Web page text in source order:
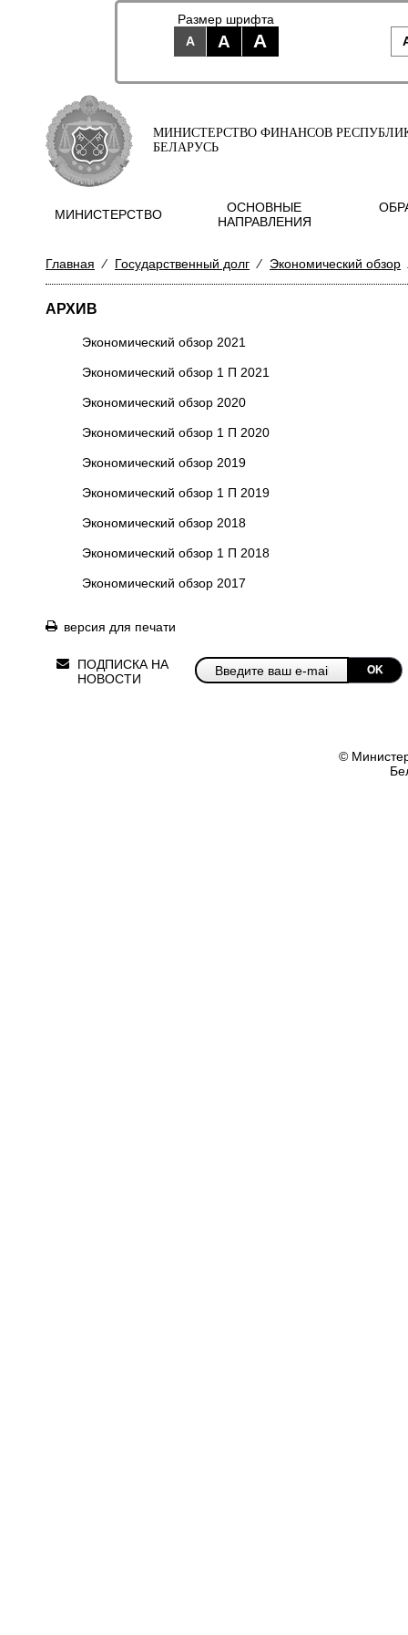
Размер шрифта
A
A A
МИНИСТЕРСТВО ФИНАНСОВ
БЕЛАРУСЬ
МИНИСТЕРСТВО
ОСНОВНЫЕ
НАПРАВЛЕНИЯ
Главная ⁄ Государственный долг ⁄ Экономический обзор
АРХИВ
Экономический обзор 2021
Экономический обзор 1 П 2021
Экономический обзор 2020
Экономический обзор 1 П 2020
Экономический обзор 2019
Экономический обзор 1 П 2019
Экономический обзор 2018
Экономический обзор 1 П 2018
Экономический обзор 2017
версия для печати
ПОДПИСКА НА
НОВОСТИ
OK
©